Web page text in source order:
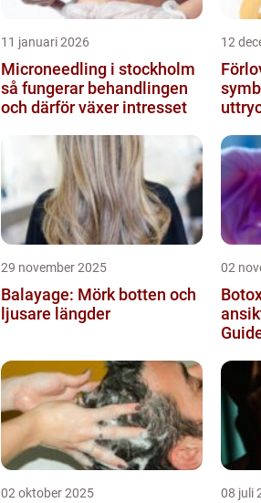
11 januari 2026
Microneedling i stockholm
så fungerar behandlingen
och därför växer intresset
12
29 november 2025
Balayage: Mörk botten och
ljusare längder
02
02 oktober 2025 08 juli